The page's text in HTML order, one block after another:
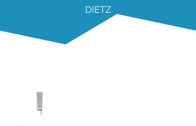
DIETZ